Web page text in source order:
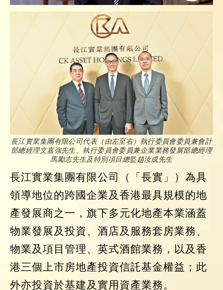
長江實業集團有限公司代表（由左至右）執行委員會委員兼會計
部總經理文嘉強先生、執行委員會委員兼企業業務發展部總經理
馬勵志先生及特別項目總監趙汝成先生
長江實業集團有限公司（「長實」）為具
領導地位的跨國企業及香港最具規模的地
產發展商之一，旗下多元化地產本業涵蓋
物業發展及投資、酒店及服務套房業務、
物業及項目管理、英式酒館業務，以及香
港三個上市房地產投資信託基金權益；此
外亦投資於基建及實用資產業務。